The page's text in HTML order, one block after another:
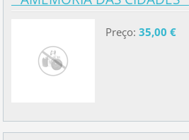
Preço: 35,00 €